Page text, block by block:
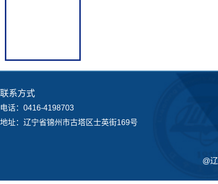
联系方式
电话：0416-4198703
地址：辽宁省锦州市古塔区士英街169号
@